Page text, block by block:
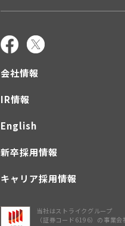
会社情報
IR情報
English
新卒採用情報
キャリア採用情報
当社はストライクグループ
（証券コード6196）の事業会